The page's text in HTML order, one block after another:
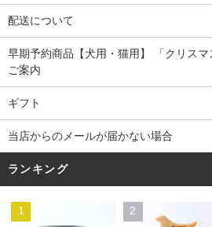
配送について
早期予約商品【犬用・猫用】 「クリス
ご案内
ギフト
当店からのメールが届かない場合
ランキング
1 2